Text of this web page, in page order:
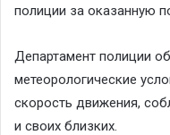
полиции за оказанную
Департамент полиции
метеорологические
скорость движения,
и своих близких.